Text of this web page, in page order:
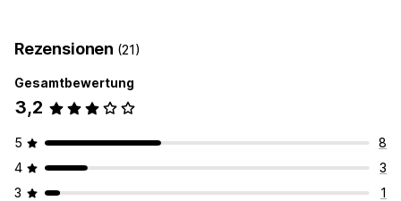
Rezensionen (21)
Gesamtbewertung
3,2
5
8
4
3
3
1